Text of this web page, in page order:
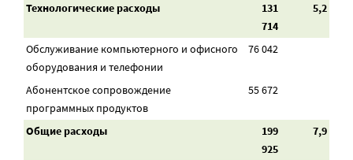
Технологические расходы
131
714
5,2
Обслуживание компьютерного и офисного
оборудования и телефонии
76 042
Абонентское сопровождение
программных продуктов
55 672
Общие расходы
199
925
7,9